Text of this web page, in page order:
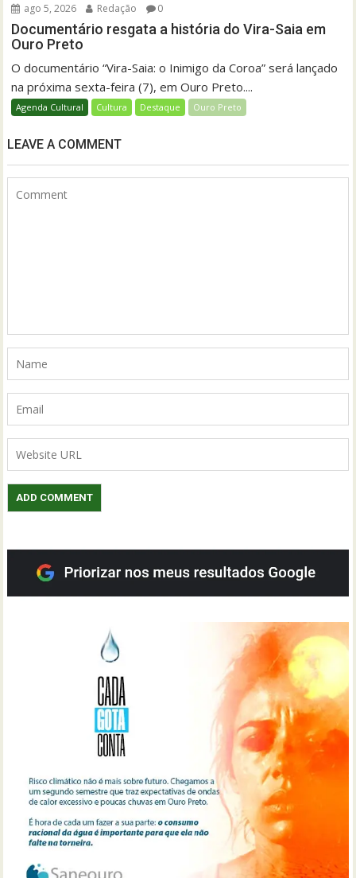
ago 5, 2026 Redação 0
Documentário resgata a história do Vira-Saia em
Ouro Preto
O documentário “Vira-Saia: o Inimigo da Coroa” será lançado
na próxima sexta-feira (7), em Ouro Preto....
Agenda Cultural Cultura Destaque Ouro Preto
LEAVE A COMMENT